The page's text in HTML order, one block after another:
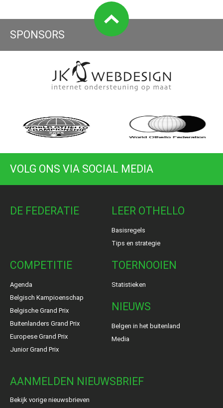
SPONSORS
VOLG ONS VIA SOCIAL MEDIA
DE FEDERATIE LEER OTHELLO
Basisregels
Tips en strategie
COMPETITIE
Agenda
Belgisch Kampioenschap
Belgische Grand Prix
Buitenlanders Grand Prix
Europese Grand Prix
Junior Grand Prix
TOERNOOIEN
Statistieken
NIEUWS
Belgen in het buitenland
Media
AANMELDEN NIEUWSBRIEF
Bekijk vorige nieuwsbrieven